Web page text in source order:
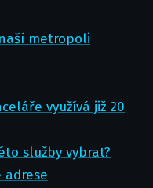
metropoli
využívá již 20
služby vybrat?
adrese